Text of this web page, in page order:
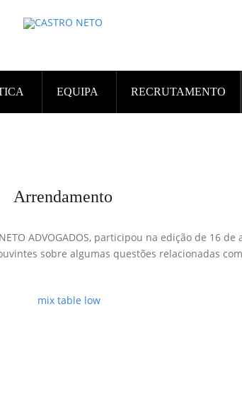
EQUIPA RECRUTAMENTO
Arrendamento
ADVOGADOS, participou na edição de 16
sobre algumas questões relacionadas